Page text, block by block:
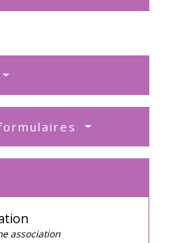
association